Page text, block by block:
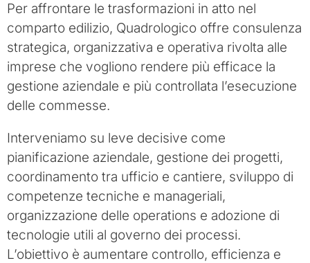
Per affrontare le trasformazioni in atto nel
comparto edilizio, Quadrologico offre consulenza
strategica, organizzativa e operativa rivolta alle
imprese che vogliono rendere più efficace la
gestione aziendale e più controllata l’esecuzione
delle commesse.
Interveniamo su leve decisive come
pianificazione aziendale, gestione dei progetti,
coordinamento tra ufficio e cantiere, sviluppo di
competenze tecniche e manageriali,
organizzazione delle operations e adozione di
tecnologie utili al governo dei processi.
L’obiettivo è aumentare controllo, efficienza e